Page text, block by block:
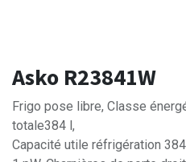
Asko R23841W
Frigo pose libre, Classe
totale384 l,
Capacité utile réfrigération